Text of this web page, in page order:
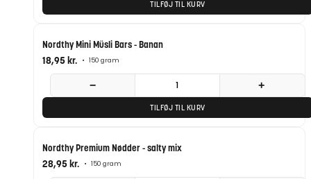
TILFØJ TIL KURV
Nordthy Mini Müsli Bars - Banan
18,95 kr. • 150 gram
− +
TILFØJ TIL KURV
Nordthy Premium Nødder - salty mix
28,95 kr. • 150 gram